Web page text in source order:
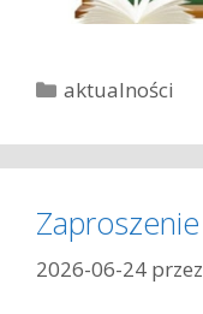
K
t
e
o
r
aktualności
Zaproszenie
2026-06-24 przez